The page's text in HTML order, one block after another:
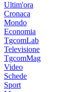
Ultim'ora
Cronaca
Mondo
Economia
TgcomLab
Televisione
TgcomMag
Video
Schede
Sport